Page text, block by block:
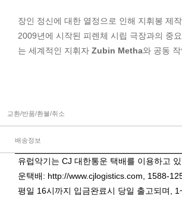
장인 정신에 대한 열정으로 인해 지휘봉 제
2009년에 시작된 피렌체 시립 극장과의 중
는 세계적인 지휘자 Zubin Metha와 공동
교환/반품/환불/취소
배송정보
유럽악기는 CJ 대한통운 택배를 이용하고
운택배: http://www.cjlogistics.com, 1588-
평일 16시까지 입금완료시 당일 출고되며,